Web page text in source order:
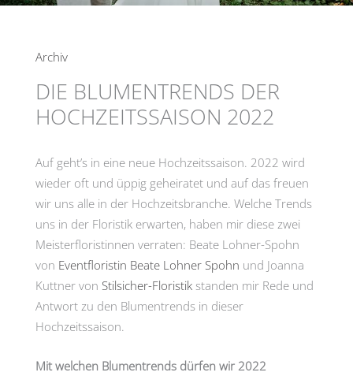
Archiv
DIE BLUMENTRENDS DER
HOCHZEITSSAISON 2022
Auf geht’s in eine neue Hochzeitssaison. 2022 wird
wieder oft und üppig geheiratet und auf das freuen
wir uns alle in der Hochzeitsbranche. Welche Trends
uns in der Floristik erwarten, haben mir diese zwei
Meisterfloristinnen verraten: Beate Lohner-Spohn
von Eventfloristin Beate Lohner Spohn und Joanna
Kuttner von Stilsicher-Floristikstanden mir Rede und
Antwort zu den Blumentrends in dieser
Hochzeitssaison.
Mit welchen Blumentrends dürfen wir 2022